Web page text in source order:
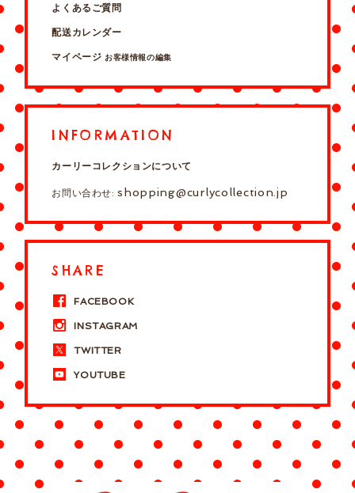
よくあるご質問
配送カレンダー
マイページ お客様情報の編集
INFORMATION
カーリーコレクションについて
お問い合わせ:shopping@curlycollection.jp
SHARE
FACEBOOK
INSTAGRAM
TWITTER
YOUTUBE